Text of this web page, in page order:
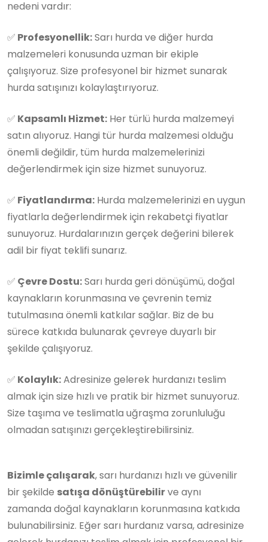
nedeni vardır:
✅ Profesyonellik:Sarı hurda ve diğer hurda
malzemeleri konusunda uzman bir ekiple
çalışıyoruz. Size profesyonel bir hizmet sunarak
hurda satışınızı kolaylaştırıyoruz.
✅ Kapsamlı Hizmet: Her türlü hurda malzemeyi
satın alıyoruz. Hangi tür hurda malzemesi olduğu
önemli değildir, tüm hurda malzemelerinizi
değerlendirmek için size hizmet sunuyoruz.
✅ Fiyatlandırma: Hurda malzemelerinizi en uygun
fiyatlarla değerlendirmek için rekabetçi fiyatlar
sunuyoruz. Hurdalarınızın gerçek değerini bilerek
adil bir fiyat teklifi sunarız.
✅ Çevre Dostu:Sarı hurda geri dönüşümü, doğal
kaynakların korunmasına ve çevrenin temiz
tutulmasına önemli katkılar sağlar. Biz de bu
sürece katkıda bulunarak çevreye duyarlı bir
şekilde çalışıyoruz.
✅ Kolaylık:Adresinize gelerek hurdanızı teslim
almak için size hızlı ve pratik bir hizmet sunuyoruz.
Size taşıma ve teslimatla uğraşma zorunluluğu
olmadan satışınızı gerçekleştirebilirsiniz.
Bizimle çalışarak, sarı hurdanızı hızlı ve güvenilir
bir şekilde satışa dönüştürebilirve aynı
zamanda doğal kaynakların korunmasına katkıda
bulunabilirsiniz. Eğer sarı hurdanız varsa, adresinize